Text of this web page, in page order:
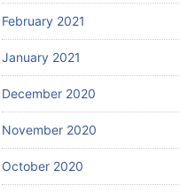
February 2021
January 2021
December 2020
November 2020
October 2020